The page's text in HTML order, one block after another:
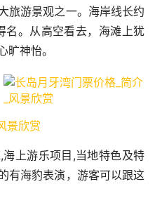
旅游景观之一。海岸线长约
。从高空看去，海滩上犹
神怡。
上游乐项目,当地特色及特
有海豹表演，游客可以跟这